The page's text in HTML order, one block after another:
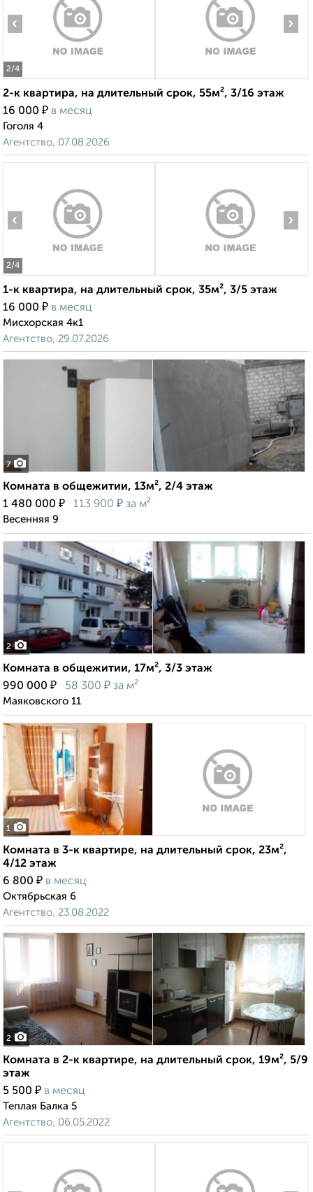
2/4
‹ ›
2-к квартира, на длительный срок, 55м², 3/16 этаж
16 000 ₽ в месяц
Гоголя 4
Агентство, 07.08.2026
2/4
‹ ›
1-к квартира, на длительный срок, 35м², 3/5 этаж
16 000 ₽ в месяц
Мисхорская 4к1
Агентство, 29.07.2026
7
Комната в общежитии, 13м², 2/4 этаж
1 480 000 ₽ 113 900 ₽ за м²
Весенняя 9
2
Комната в общежитии, 17м², 3/3 этаж
990 000 ₽ 58 300 ₽ за м²
Маяковского 11
1
Комната в 3-к квартире, на длительный срок, 23м²,
4/12 этаж
6 800 ₽ в месяц
Октябрьская 6
Агентство, 23.08.2022
2
Комната в 2-к квартире, на длительный срок, 19м², 5/9
этаж
5 500 ₽ в месяц
Теплая Балка 5
Агентство, 06.05.2022